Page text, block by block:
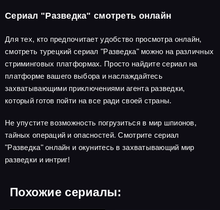
Сериал "Разведка" смотреть онлайн
Для тех, кто предпочитает удобство просмотра онлайн,
смотреть турецкий сериал "Разведка" можно на различных
стриминговых платформах. Просто найдите сериал на
платформе вашего выбора и наслаждайтесь
захватывающими приключениями агента разведки,
который готов пойти на все ради своей страны.
Не упустите возможность погрузиться в мир шпионов,
тайных операций и опасностей. Смотрите сериал
"Разведка" онлайн и окунитесь в захватывающий мир
разведки и интриг!
Похожие сериалы: